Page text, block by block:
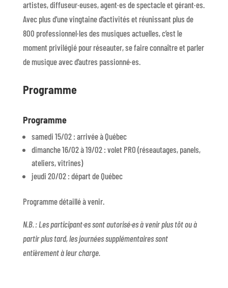
artistes,diffuseur·euses,agent·es de spectacleetgérant·es
Avec plus d’une vingtaine d’activités et réunissant plus de
800 professionnel·les des musiques actuelles, c’estle
momentprivilégié pourréseauter,sefaire connaîtreetparler
de musique avec d’autres passionné·es
Programme
Programme
samedi 15/02 : arrivée à Québec
dimanche 16/02 à 19/02 : volet PRO (réseautages, panels,
ateliers, vitrines)
jeudi 20/02 : départ de Québec
Programme détaillé à venir.
N.B. : Les participant·es sont autorisé·es à venir plus tôt ou à
partir plus tard, les journées supplémentaires sont
entièrement à leur charge.